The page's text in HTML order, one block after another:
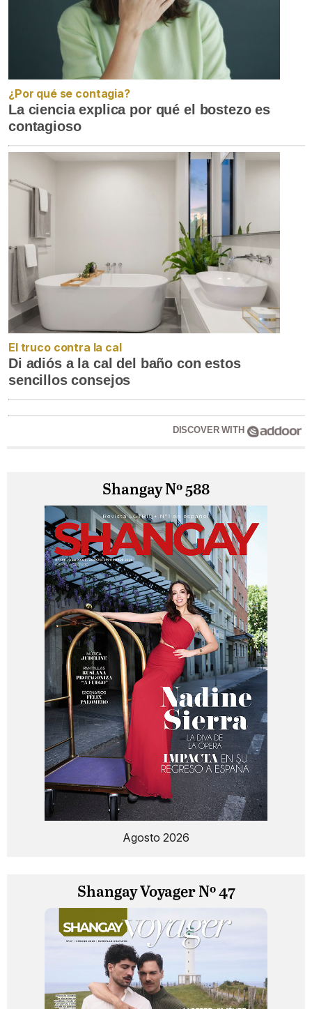
¿Por qué se contagia?
La ciencia explica por qué el bostezo es
contagioso
El truco contra la cal
Di adiós a la cal del baño con estos
sencillos consejos
DISCOVER WITH
Shangay Nº 588
Agosto 2026
Shangay Voyager Nº 47